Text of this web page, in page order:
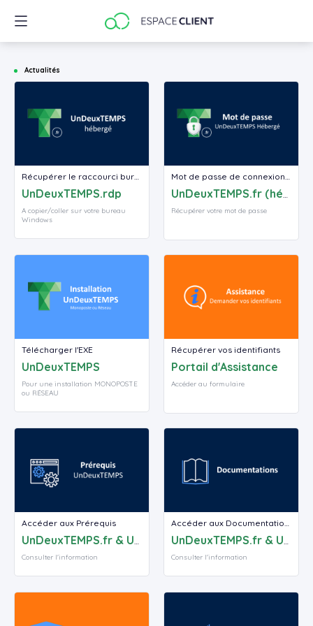
Actualités
Récupérer le raccourci bureau
UnDeuxTEMPS.rdp
A copier/coller sur votre bureau
Windows
Mot de passe de connexion oublié
UnDeuxTEMPS.fr (hébergé)
Récupérer votre mot de passe
Télécharger l'EXE
UnDeuxTEMPS
Pour une installation MONOPOSTE
ou RÉSEAU
Récupérer vos identifiants
Portail d'Assistance
Accéder au formulaire
Accéder aux Prérequis
UnDeuxTEMPS.fr & UnDeuxTEMPS
Consulter l'information
Accéder aux Documentations
UnDeuxTEMPS.fr & UnDeuxTEMPS
Consulter l'information